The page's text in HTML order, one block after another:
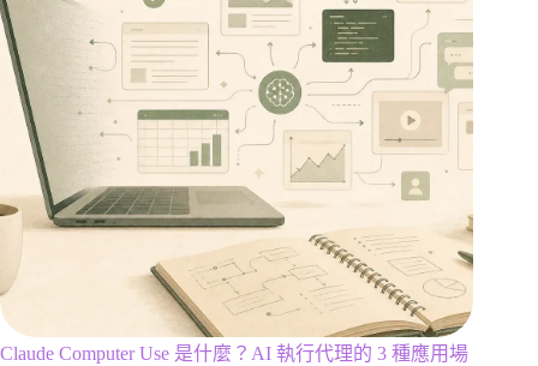
Claude Computer Use 是什麼？AI 執行代理的 3 種應用場